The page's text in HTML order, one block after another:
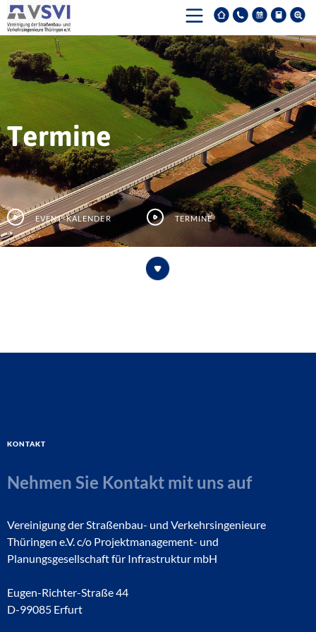
Termine
Event-Kalender Termine
Kontakt
Nehmen Sie Kontakt mit uns auf
Vereinigung der Straßenbau- und Verkehrsingenieure
Thüringen e.V. c/o Projektmanagement- und
Planungsgesellschaft für Infrastruktur mbH
Eugen-Richter-Straße 44
D-99085 Erfurt